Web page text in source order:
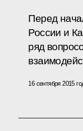
Перед
России и
ряд
16 сентября 2015